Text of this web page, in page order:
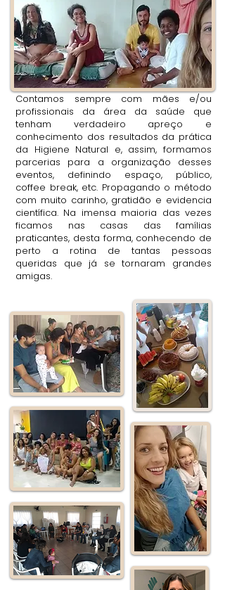
Contamos sempre com mães e/ou
profissionais da área da saúde que
tenham verdadeiro apreço e
conhecimento dos resultados da prática
da Higiene Natural e, assim, formamos
parcerias para a organização desses
eventos, definindo espaço, público,
coffee break, etc. Propagando o método
com muito carinho, gratidão e evidencia
científica. Na imensa maioria das vezes
ficamos nas casas das famílias
praticantes, desta forma, conhecendo de
perto a rotina de tantas pessoas
queridas que já se tornaram grandes
amigas.